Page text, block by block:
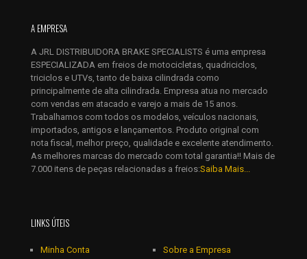
Salvar meus dados neste navegador para a próxima vez que
eu comentar.
A EMPRESA
A JRL DISTRIBUIDORA BRAKE SPECIALISTS é uma empresa
ESPECIALIZADA em freios de motocicletas, quadriciclos,
triciclos e UTVs, tanto de baixa cilindrada como
principalmente de alta cilindrada. Empresa atua no mercado
com vendas em atacado e varejo a mais de 15 anos.
Trabalhamos com todos os modelos, veículos nacionais,
importados, antigos e lançamentos. Produto original com
nota fiscal, melhor preço, qualidade e excelente atendimento.
As melhores marcas do mercado com total garantia!! Mais de
7.000 itens de peças relacionadas a freios:Saiba Mais...
LINKS ÚTEIS
Minha Conta
Sobre a Empresa